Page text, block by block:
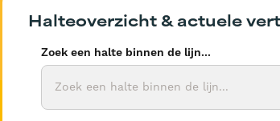
Halteoverzicht & actuele
Zoek een halte binnen de lijn...